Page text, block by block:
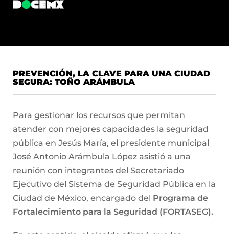
PREVENCIÓN, LA CLAVE PARA UNA CIUDAD
SEGURA: TOÑO ARÁMBULA
Para gestionar los recursos que permitan
atender con mejores capacidades la seguridad
pública en Jesús María, el presidente municipal
José Antonio Arámbula López asistió a una
reunión con integrantes del Secretariado
Ejecutivo del Sistema de Seguridad Pública en la
Ciudad de México, encargado del Programa de
Fortalecimiento para la Seguridad (FORTASEG).